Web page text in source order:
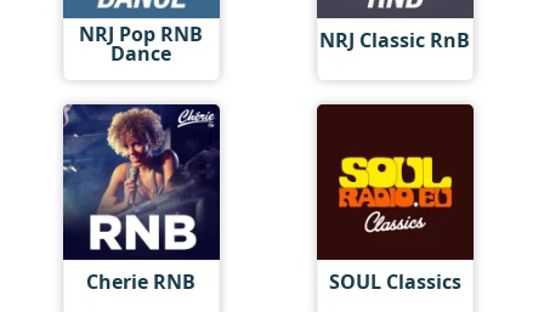
NRJ Pop RNB
Dance NRJ Classic RnB
Cherie RNB SOUL Classics